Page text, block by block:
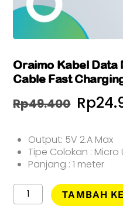
Oraimo Kabel Data
Cable Fast
Rp49.400 Rp
Output: 5V 2.A Max
Tipe Colokan : Micro
Panjang : 1 meter
Kuantitas
Oraimo
TAMBAH